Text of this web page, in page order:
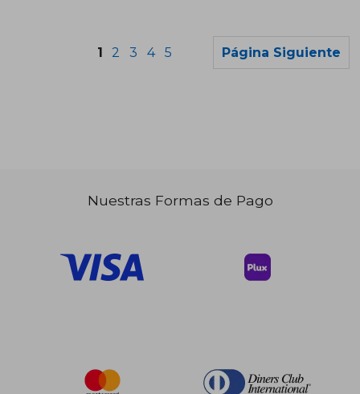
1 2 3 4 5 Página Siguiente
Nuestras Formas de Pago